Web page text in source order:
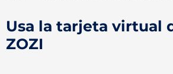
Usa la tarjeta virtual
ZOZI